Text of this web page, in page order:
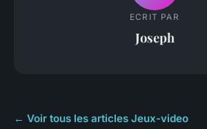
ECRIT PAR
Joseph
← Voir tous les articles Jeux-video